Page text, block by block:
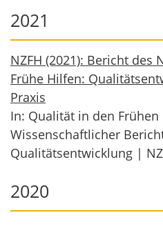
2021
NZFH (2021): Bericht des
Frühe Hilfen:
Praxis
In: Qualität in den Frühen
Wissenschaftlicher
Qualitätsentwicklung |
2020